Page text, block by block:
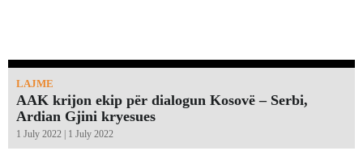
LAJME
AAK krijon ekip për dialogun Kosovë – Serbi,
Ardian Gjini kryesues
1 July 2022 | 1 July 2022